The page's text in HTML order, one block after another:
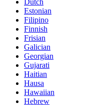
Dutch
Estonian
Filipino
Finnish
Frisian
Galician
Georgian
Gujarati
Haitian
Hausa
Hawaiian
Hebrew